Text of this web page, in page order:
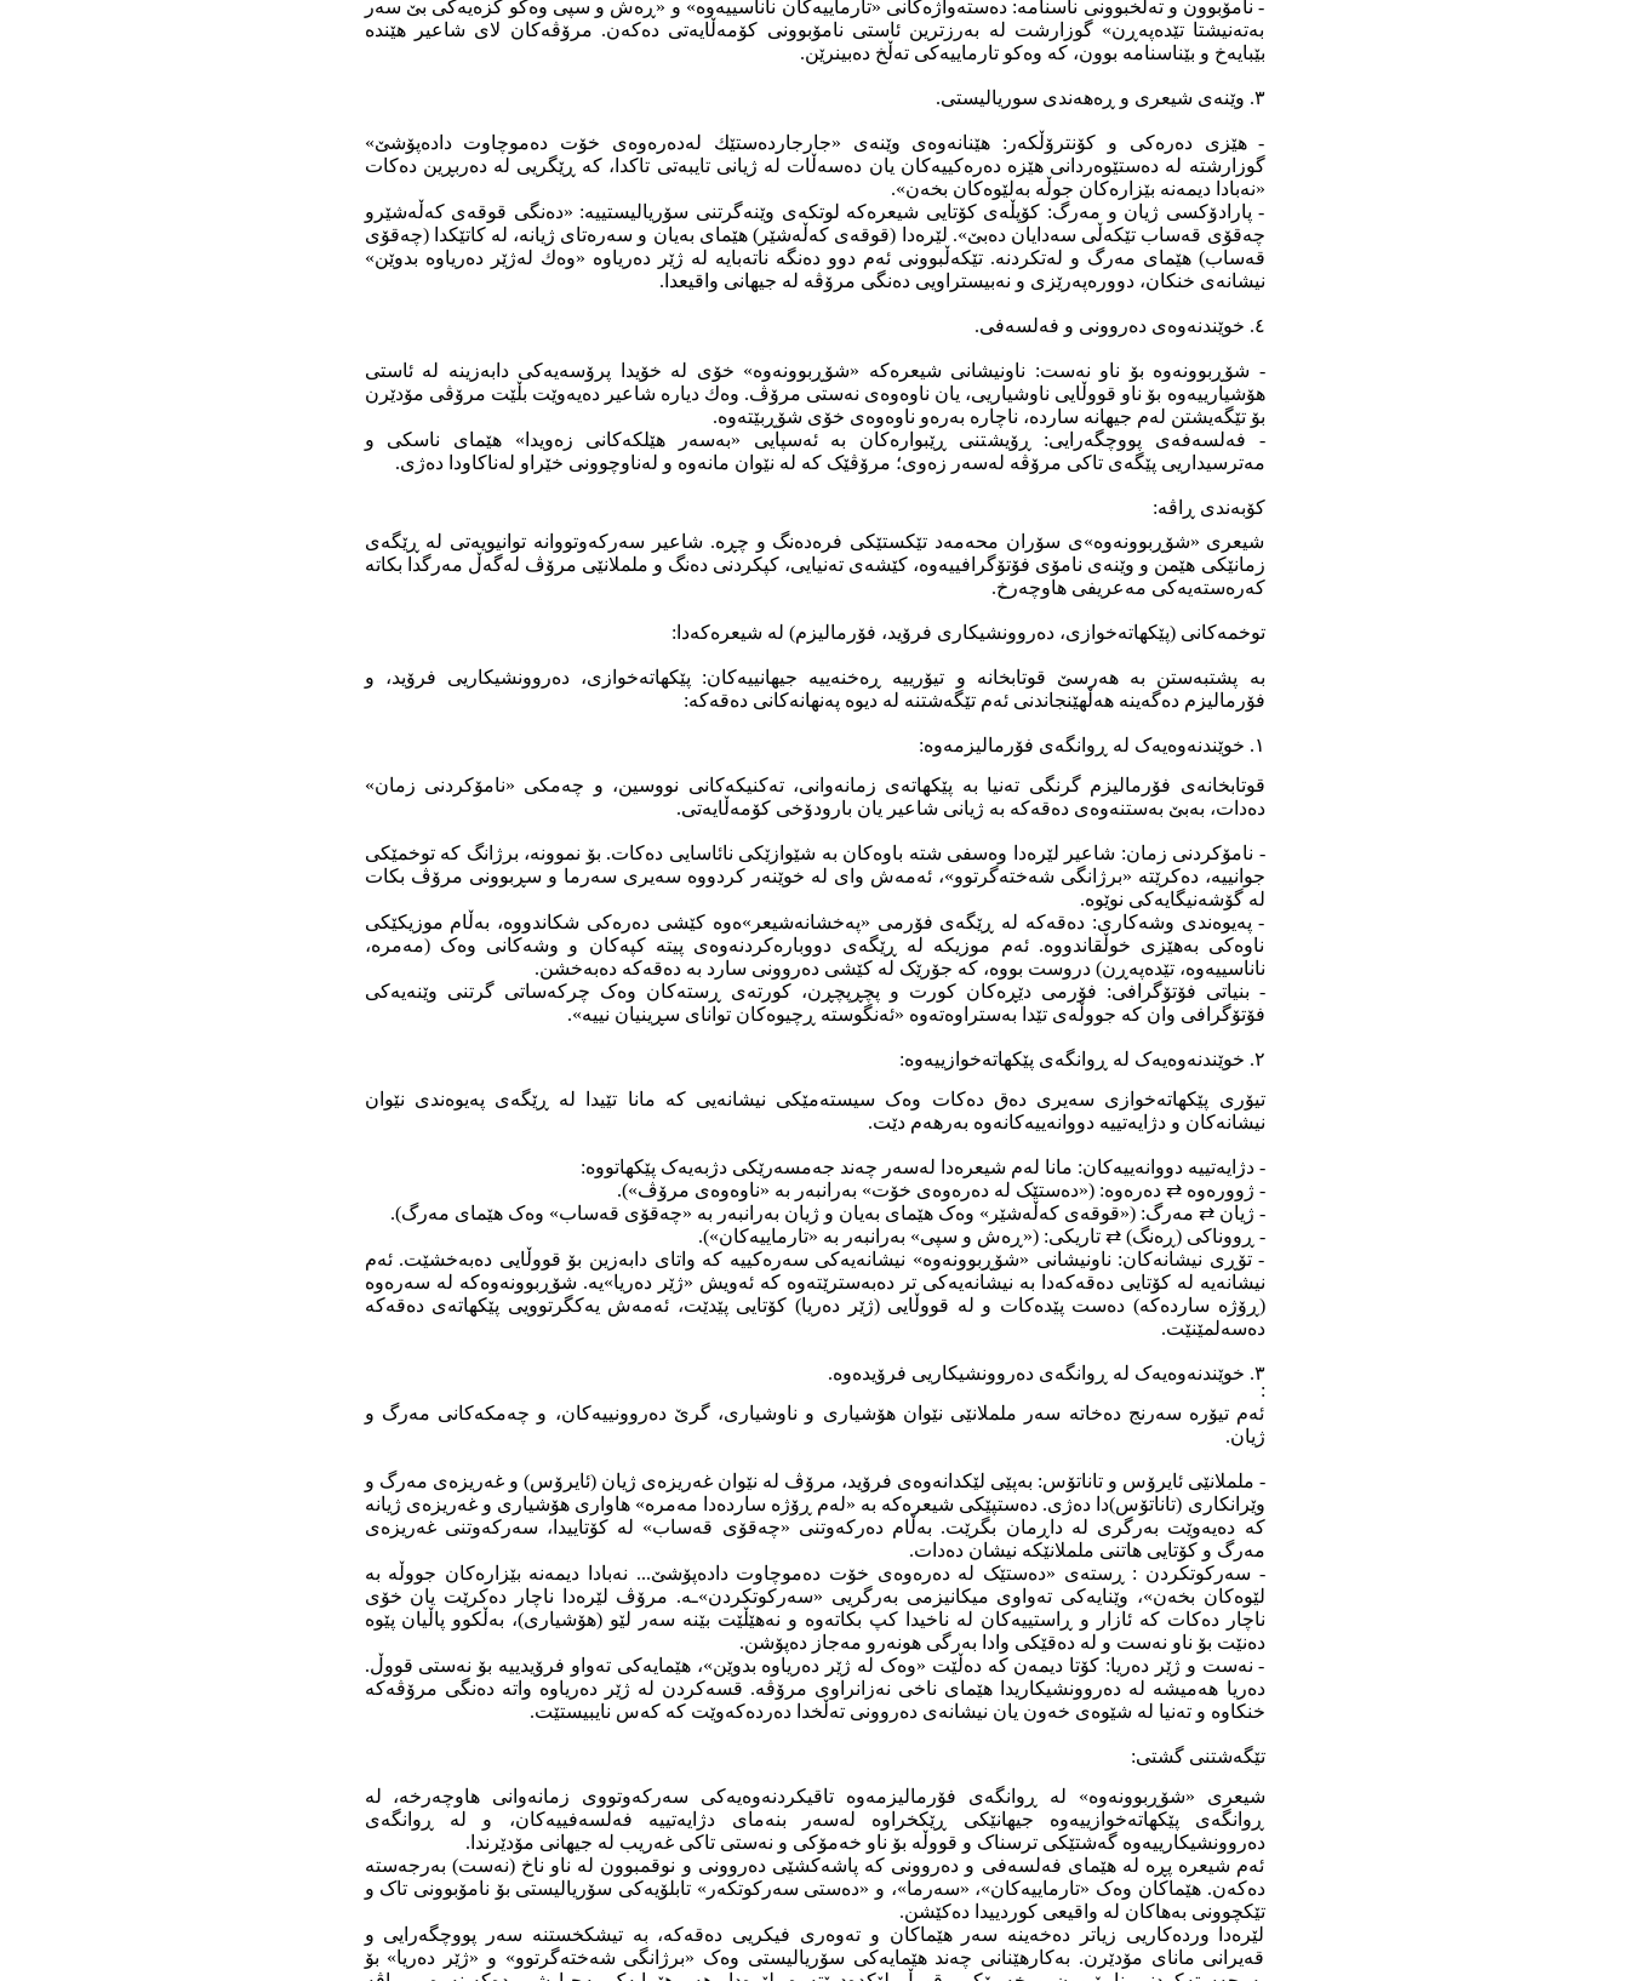
- نامۆبوون و تەڵخبوونی ناسنامە: دەستەواژەکانی «تارماییەکان ناناسییەوە» و «ڕەش و سپی وەکو کزەیەکی بێ سەر
بەتەنیشتا تێدەپەڕن» گوزارشت لە بەرزترین ئاستی نامۆبوونی کۆمەڵایەتی دەکەن. مرۆڤەکان لای شاعیر هێندە
بێبایەخ و بێناسنامە بوون، کە وەکو تارماییەکی تەڵخ دەبینرێن.
٣. وێنەی شیعری و ڕەهەندی سوریالیستی.
- هێزی دەرەکی و کۆنترۆڵکەر: هێنانەوەی وێنەی «جارجاردەستێك لەدەرەوەی خۆت دەموچاوت دادەپۆشێ»
گوزارشتە لە دەستێوەردانی هێزە دەرەکییەکان یان دەسەڵات لە ژیانی تایبەتی تاکدا، کە ڕێگریی لە دەربڕین دەکات
«نەبادا دیمەنە بێزارەکان جوڵە بەلێوەکان بخەن».
- پارادۆکسی ژیان و مەرگ: کۆپڵەی کۆتایی شیعرەکە لوتکەی وێنەگرتنی سۆریالیستییە: «دەنگی قوقەی کەڵەشێرو
چەقۆی قەساب تێکەڵی سەدایان دەبێ». لێرەدا (قوقەی کەڵەشێر) هێمای بەیان و سەرەتای ژیانە، لە کاتێکدا (چەقۆی
قەساب) هێمای مەرگ و لەتکردنە. تێکەڵبوونی ئەم دوو دەنگە ناتەبایە لە ژێر دەریاوە «وەك لەژێر دەریاوە بدوێن»
نیشانەی خنکان، دوورەپەرێزی و نەبیستراویی دەنگی مرۆڤە لە جیهانی واقیعدا.
٤. خوێندنەوەی دەروونی و فەلسەفی.
- شۆڕبوونەوە بۆ ناو نەست: ناونیشانی شیعرەکە «شۆڕبوونەوە» خۆی لە خۆیدا پرۆسەیەکی دابەزینە لە ئاستی
هۆشیارییەوە بۆ ناو قووڵایی ناوشیاریی، یان ناوەوەی نەستی مرۆڤ. وەك دیارە شاعیر دەیەوێت بڵێت مرۆڤی مۆدێرن
بۆ تێگەیشتن لەم جیهانە ساردە، ناچارە بەرەو ناوەوەی خۆی شۆڕبێتەوە.
- فەلسەفەی پووچگەرایی: ڕۆیشتنی ڕێبوارەکان بە ئەسپایی «بەسەر هێلکەکانی زەویدا» هێمای ناسکی و
مەترسیداریی پێگەی تاکی مرۆڤە لەسەر زەوی؛ مرۆڤێک کە لە نێوان مانەوە و لەناوچوونی خێراو لەناکاودا دەژی.
کۆبەندی ڕاڤە:
شیعری «شۆڕبوونەوە»ی سۆران محەمەد تێکستێکی فرەدەنگ و چڕە. شاعیر سەرکەوتووانە توانیویەتی لە ڕێگەی
زمانێکی هێمن و وێنەی نامۆی فۆتۆگرافییەوە، کێشەی تەنیایی، کپکردنی دەنگ و ململانێی مرۆڤ لەگەڵ مەرگدا بکاتە
کەرەستەیەکی مەعریفی هاوچەرخ.
توخمەکانی (پێکهاتەخوازی، دەروونشیکاری فرۆید، فۆرمالیزم) لە شیعرەکەدا:
بە پشتبەستن بە هەرسێ قوتابخانە و تیۆرییە ڕەخنەییە جیهانییەکان: پێکهاتەخوازی، دەروونشیکاریی فرۆید، و
فۆرمالیزم دەگەینە هەڵهێنجاندنی ئەم تێگەشتنە لە دیوە پەنهانەکانی دەقەکە:
١. خوێندنەوەیەک لە ڕوانگەی فۆرمالیزمەوە:
قوتابخانەی فۆرمالیزم گرنگی تەنیا بە پێکهاتەی زمانەوانی، تەکنیکەکانی نووسین، و چەمکی «نامۆکردنی زمان»
دەدات، بەبێ بەستنەوەی دەقەکە بە ژیانی شاعیر یان بارودۆخی کۆمەڵایەتی.
- نامۆکردنی زمان: شاعیر لێرەدا وەسفی شتە باوەکان بە شێوازێکی نائاسایی دەکات. بۆ نموونە، برژانگ کە توخمێکی
جوانییە، دەکرێتە «برژانگی شەختەگرتوو»، ئەمەش وای لە خوێنەر کردووە سەیری سەرما و سڕبوونی مرۆڤ بکات
لە گۆشەنیگایەکی نوێوە.
- پەیوەندی وشەکاری: دەقەکە لە ڕێگەی فۆرمی «پەخشانەشیعر»ەوە کێشی دەرەکی شکاندووە، بەڵام موزیکێکی
ناوەکی بەهێزی خوڵقاندووە. ئەم موزیکە لە ڕێگەی دووبارەکردنەوەی پیتە کپەکان و وشەکانی وەک (مەمرە،
ناناسییەوە، تێدەپەڕن) دروست بووە، کە جۆرێک لە کێشی دەروونی سارد بە دەقەکە دەبەخشن.
- بنیاتی فۆتۆگرافی: فۆرمی دێڕەکان کورت و پچڕپچڕن، کورتەی ڕستەکان وەک چرکەساتی گرتنی وێنەیەکی
فۆتۆگرافی وان کە جووڵەی تێدا بەستراوەتەوە «ئەنگوستە ڕچیوەکان توانای سڕینیان نییە».
٢. خوێندنەوەیەک لە ڕوانگەی پێکهاتەخوازییەوە:
تیۆری پێکهاتەخوازی سەیری دەق دەکات وەک سیستەمێکی نیشانەیی کە مانا تێیدا لە ڕێگەی پەیوەندی نێوان
نیشانەکان و دژایەتییە دووانەییەکانەوە بەرهەم دێت.
- دژایەتییە دووانەییەکان: مانا لەم شیعرەدا لەسەر چەند جەمسەرێکی دژبەیەک پێکهاتووە:
- ژوورەوە ⇄ دەرەوە: («دەستێک لە دەرەوەی خۆت» بەرانبەر بە «ناوەوەی مرۆڤ»).
- ژیان ⇄ مەرگ: («قوقەی کەڵەشێر» وەک هێمای بەیان و ژیان بەرانبەر بە «چەقۆی قەساب» وەک هێمای مەرگ).
- ڕووناکی (ڕەنگ) ⇄ تاریکی: («ڕەش و سپی» بەرانبەر بە «تارماییەکان»).
- تۆڕی نیشانەکان: ناونیشانی «شۆڕبوونەوە» نیشانەیەکی سەرەکییە کە واتای دابەزین بۆ قووڵایی دەبەخشێت. ئەم
نیشانەیە لە کۆتایی دەقەکەدا بە نیشانەیەکی تر دەبەسترێتەوە کە ئەویش «ژێر دەریا»یە. شۆڕبوونەوەکە لە سەرەوە
(ڕۆژە ساردەکە) دەست پێدەکات و لە قووڵایی (ژێر دەریا) کۆتایی پێدێت، ئەمەش یەکگرتوویی پێکهاتەی دەقەکە
دەسەلمێنێت.
٣. خوێندنەوەیەک لە ڕوانگەی دەروونشیکاریی فرۆیدەوە.
:
ئەم تیۆرە سەرنج دەخاتە سەر ململانێی نێوان هۆشیاری و ناوشیاری، گرێ دەروونییەکان، و چەمکەکانی مەرگ و
ژیان.
- ململانێی ئایرۆس و تاناتۆس: بەپێی لێکدانەوەی فرۆید، مرۆڤ لە نێوان غەریزەی ژیان (ئایرۆس) و غەریزەی مەرگ و
وێرانکاری (تاناتۆس)دا دەژی. دەستپێکی شیعرەکە بە «لەم ڕۆژە ساردەدا مەمرە» هاواری هۆشیاری و غەریزەی ژیانە
کە دەیەوێت بەرگری لە داڕمان بگرێت. بەڵام دەرکەوتنی «چەقۆی قەساب» لە کۆتاییدا، سەرکەوتنی غەریزەی
مەرگ و کۆتایی هاتنی ململانێکە نیشان دەدات.
- سەرکوتکردن : ڕستەی «دەستێک لە دەرەوەی خۆت دەموچاوت دادەپۆشێ... نەبادا دیمەنە بێزارەکان جووڵە بە
لێوەکان بخەن»، وێنایەکی تەواوی میکانیزمی بەرگریی «سەرکوتکردن»ـە. مرۆڤ لێرەدا ناچار دەکرێت یان خۆی
ناچار دەکات کە ئازار و ڕاستییەکان لە ناخیدا کپ بکاتەوە و نەهێڵێت بێنە سەر لێو (هۆشیاری)، بەڵکوو پاڵیان پێوە
دەنێت بۆ ناو نەست و لە دەقێکی وادا بەرگی هونەرو مەجاز دەپۆشن.
- نەست و ژێر دەریا: کۆتا دیمەن کە دەڵێت «وەک لە ژێر دەریاوە بدوێن»، هێمایەکی تەواو فرۆیدییە بۆ نەستی قووڵ.
دەریا هەمیشە لە دەروونشیکاریدا هێمای ناخی نەزانراوی مرۆڤە. قسەکردن لە ژێر دەریاوە واتە دەنگی مرۆڤەکە
خنکاوە و تەنیا لە شێوەی خەون یان نیشانەی دەروونی تەڵخدا دەردەکەوێت کە کەس نایبیستێت.
تێگەشتنی گشتی:
شیعری «شۆڕبوونەوە» لە ڕوانگەی فۆرمالیزمەوە تاقیکردنەوەیەکی سەرکەوتووی زمانەوانی هاوچەرخە، لە
ڕوانگەی پێکهاتەخوازییەوە جیهانێکی ڕێکخراوە لەسەر بنەمای دژایەتییە فەلسەفییەکان، و لە ڕوانگەی
دەروونشیکارییەوە گەشتێکی ترسناک و قووڵە بۆ ناو خەمۆکی و نەستی تاکی غەریب لە جیهانی مۆدێرندا.
ئەم شیعرە پڕە لە هێمای فەلسەفی و دەروونی کە پاشەکشێی دەروونی و نوقمبوون لە ناو ناخ (نەست) بەرجەستە
دەکەن. هێماکان وەک «تارماییەکان»، «سەرما»، و «دەستی سەرکوتکەر» تابلۆیەکی سۆریالیستی بۆ نامۆبوونی تاک و
تێکچوونی بەهاکان لە واقیعی کوردییدا دەکێشن.
لێرەدا وردەکاریی زیاتر دەخەینە سەر هێماکان و تەوەری فیکریی دەقەکە، بە تیشکخستنە سەر پووچگەرایی و
قەیرانی مانای مۆدێرن. بەکارهێنانی چەند هێمایەکی سۆریالیستی وەک «برژانگی شەختەگرتوو» و «ژێر دەریا» بۆ